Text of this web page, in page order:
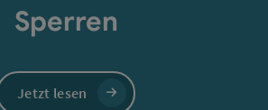
Sperren
Jetzt lesen